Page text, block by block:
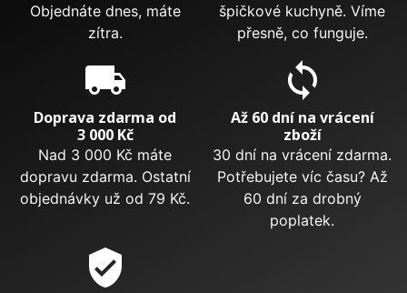
Objednáte dnes, máte
zítra.
špičkové kuchyně. Víme
přesně, co funguje.
local_shipping
Doprava zdarma od
3 000 Kč
Nad 3 000 Kč máte
dopravu zdarma. Ostatní
objednávky už od 79 Kč.
sync
Až 60 dní na vrácení
zboží
30 dní na vrácení zdarma.
Potřebujete víc času? Až
60 dní za drobný
poplatek.
verified_user